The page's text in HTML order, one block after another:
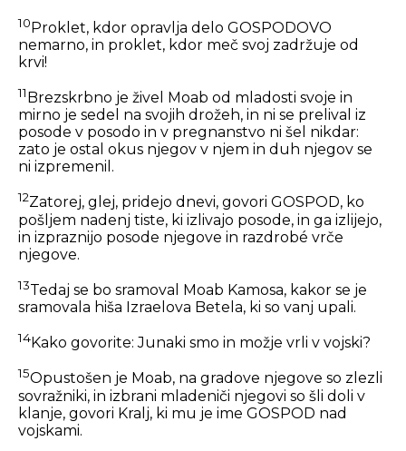
10Proklet, kdor opravlja delo GOSPODOVO
nemarno, in proklet, kdor meč svoj zadržuje od
krvi!
11 Brezskrbno je živel Moab od mladosti svoje in
mirno je sedel na svojih drožeh, in ni se prelival iz
posode v posodo in v pregnanstvo ni šel nikdar:
zato je ostal okus njegov v njem in duh njegov se
ni izpremenil.
12Zatorej, glej, pridejo dnevi, govori GOSPOD, ko
pošljem nadenj tiste, ki izlivajo posode, in ga izlijejo,
in izpraznijo posode njegove in razdrobé vrče
njegove.
13Tedaj se bo sramoval Moab Kamosa, kakor se je
sramovala hiša Izraelova Betela, ki so vanj upali.
14Kako govorite: Junaki smo in možje vrli v vojski?
15Opustošen je Moab, na gradove njegove so zlezli
sovražniki, in izbrani mladeniči njegovi so šli doli v
klanje, govori Kralj, ki mu je ime GOSPOD nad
vojskami.